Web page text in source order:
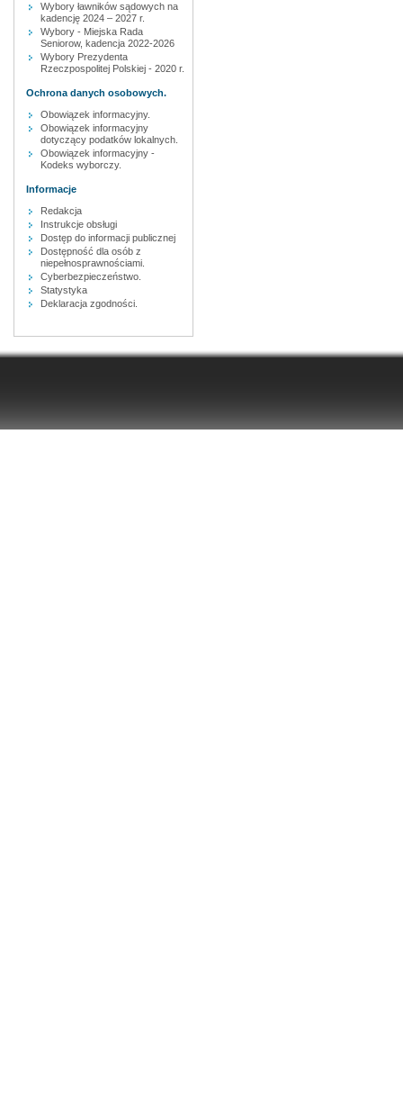
Wybory ławników sądowych na
kadencję 2024 – 2027 r.
Wybory - Miejska Rada
Seniorow, kadencja 2022-2026
Wybory Prezydenta
Rzeczpospolitej Polskiej - 2020 r.
Ochrona danych osobowych.
Obowiązek informacyjny.
Obowiązek informacyjny
dotyczący podatków lokalnych.
Obowiązek informacyjny -
Kodeks wyborczy.
Informacje
Redakcja
Instrukcje obsługi
Dostęp do informacji publicznej
Dostępność dla osób z
niepełnosprawnościami.
Cyberbezpieczeństwo.
Statystyka
Deklaracja zgodności.